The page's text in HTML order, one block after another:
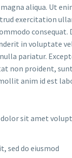
aliqua. Ut
exercitation
consequat.
in voluptate
pariatur.
non proident,
anim id est
sit amet
sed do eiusmod